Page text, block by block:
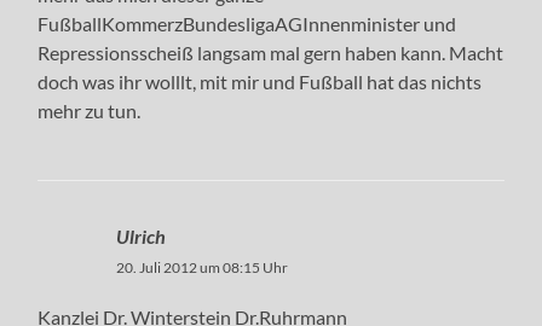
FußballKommerzBundesligaAGInnenminister und
Repressionsscheiß langsam mal gern haben kann. Macht
doch was ihr wolllt, mit mir und Fußball hat das nichts
mehr zu tun.
Ulrich
20. Juli 2012 um 08:15 Uhr
Kanzlei Dr. Winterstein Dr.Ruhrmann